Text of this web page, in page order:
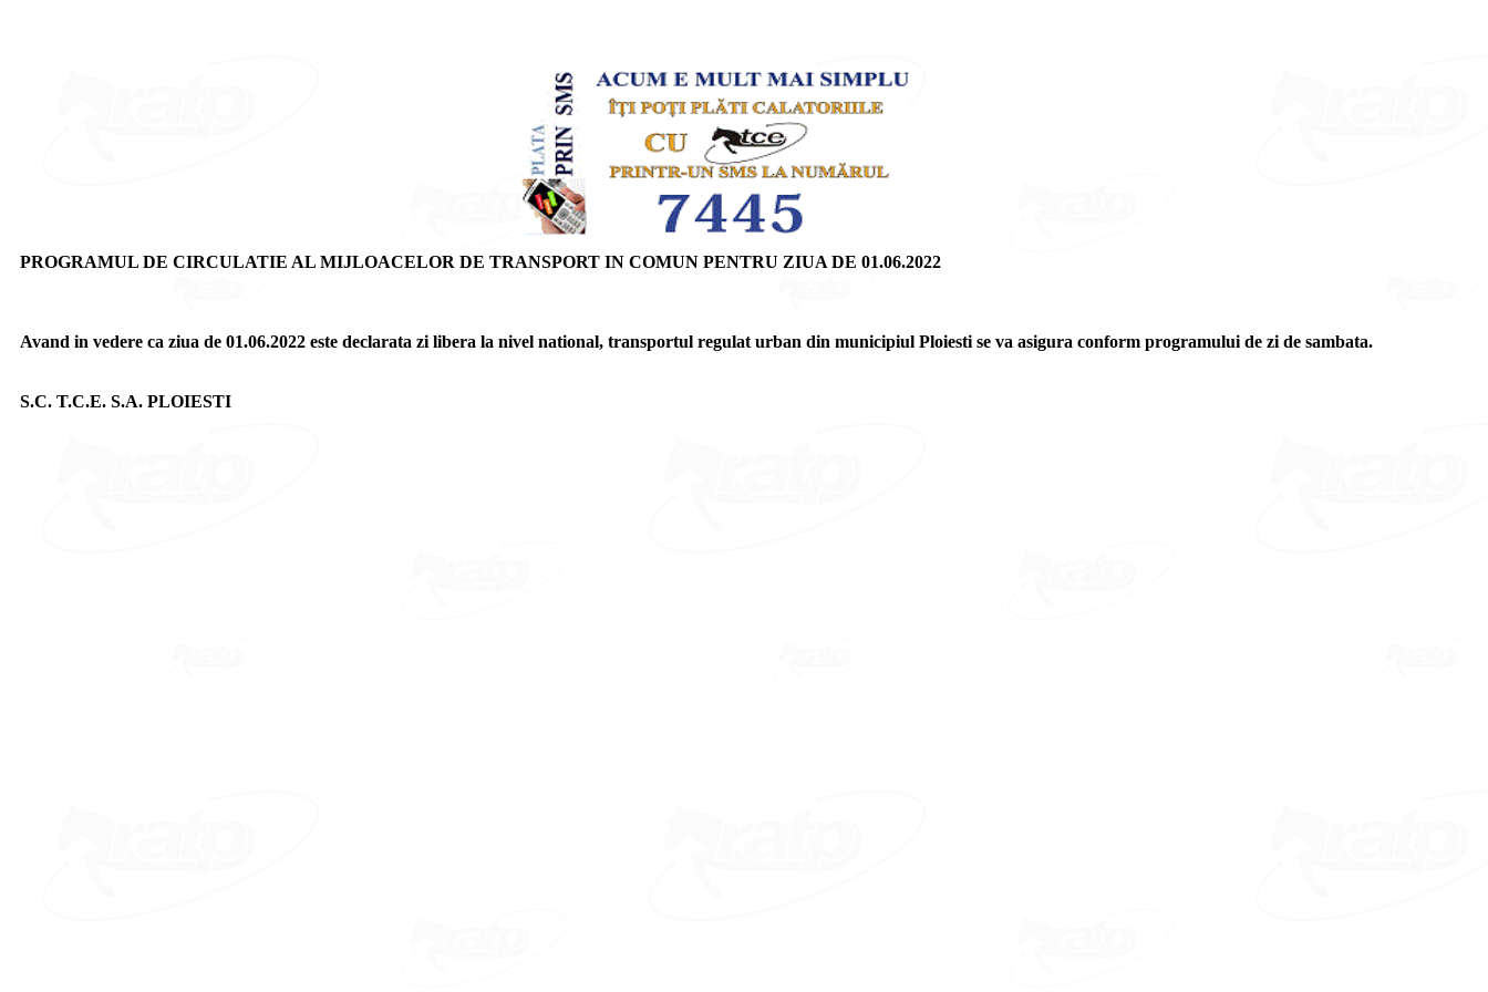
PROGRAMUL DE CIRCULATIE AL MIJLOACELOR DE TRANSPORT IN COMUN PENTRU ZIUA DE 01.06.2022
Avand in vedere ca ziua de 01.06.2022 este declarata zi libera la nivel national, transportul regulat urban din municipiul Ploiesti se va asigura conform programului de zi de sambata.
S.C. T.C.E. S.A. PLOIESTI